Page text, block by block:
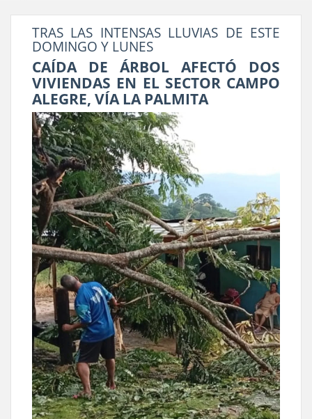
TRAS LAS INTENSAS LLUVIAS DE ESTE
DOMINGO Y LUNES
CAÍDA DE ÁRBOL AFECTÓ DOS
VIVIENDAS EN EL SECTOR CAMPO
ALEGRE, VÍA LA PALMITA